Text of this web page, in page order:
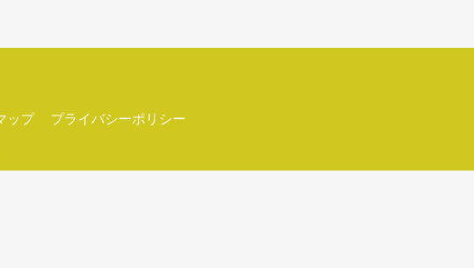
ップ プライバシーポリシー